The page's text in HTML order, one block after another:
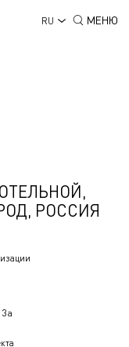
RU МЕНЮ
РОССИЯ